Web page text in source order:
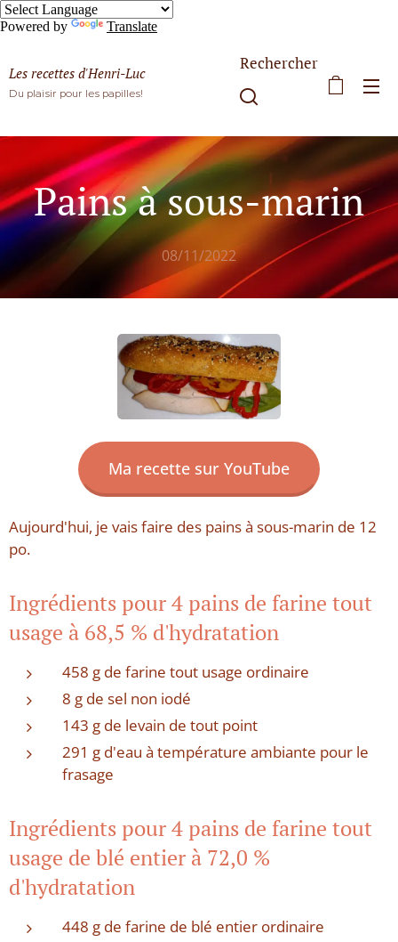
Powered by Translate
Les recettes d'Henri-Luc
Du plaisir pour les papilles!
Rechercher
Pains à sous-marin
08/11/2022
Ma recette sur YouTube
Aujourd'hui, je vais faire des pains à sous-marin de 12
po.
Ingrédients pour 4 pains de farine tout
usage à 68,5 % d'hydratation
458 g de farine tout usage ordinaire
8 g de sel non iodé
143 g de levain de tout point
291 g d'eau à température ambiante pour le
frasage
Ingrédients pour 4 pains de farine tout
usage de blé entier à 72,0 %
d'hydratation
448 g de farine de blé entier ordinaire